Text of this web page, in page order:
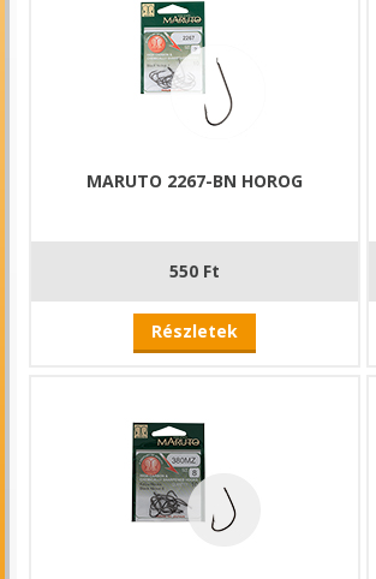
MARUTO 2267-BN HOROG
550 Ft
Részletek